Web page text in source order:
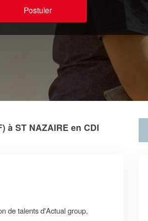
Postuler
à ST NAZAIRE en CDI
de talents d'Actual group,